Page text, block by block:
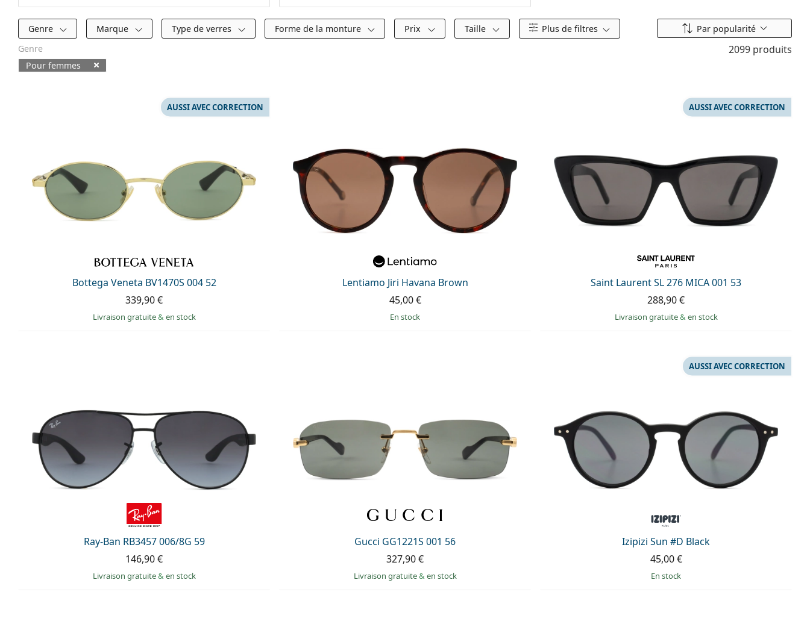
Filtres
Genre Marque Type de verres Forme de la monture Prix Taille Plus de filtres Classer par
Par popularité
Genre
Pour femmes
2099 produits
Produits disponibles
Bottega Veneta BV1470S 004 52
AUSSI AVEC CORRECTION
339,90 €
Livraison gratuite& en stock
Lentiamo Jiri Havana Brown
45,00 €
en stock
Saint Laurent SL 276 MICA 001 53
AUSSI AVEC CORRECTION
288,90 €
Livraison gratuite& en stock
Ray-Ban RB3457 006/8G 59
146,90 €
Livraison gratuite& en stock
Gucci GG1221S 001 56
327,90 €
Livraison gratuite& en stock
Izipizi Sun #D Black
AUSSI AVEC CORRECTION
45,00 €
en stock